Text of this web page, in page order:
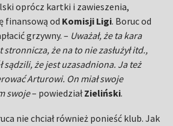
oprócz kartki i zawieszenia,
finansową od Komisji Ligi. Boruc od
grzywny. – Uważał, że ta kara
że na to nie zasłużył itd.,
sądzili, że jest uzasadniona. Ja też
Arturowi. On miał swoje
swoje– powiedziałZieliński.
nie chciał również ponieść klub. Jak